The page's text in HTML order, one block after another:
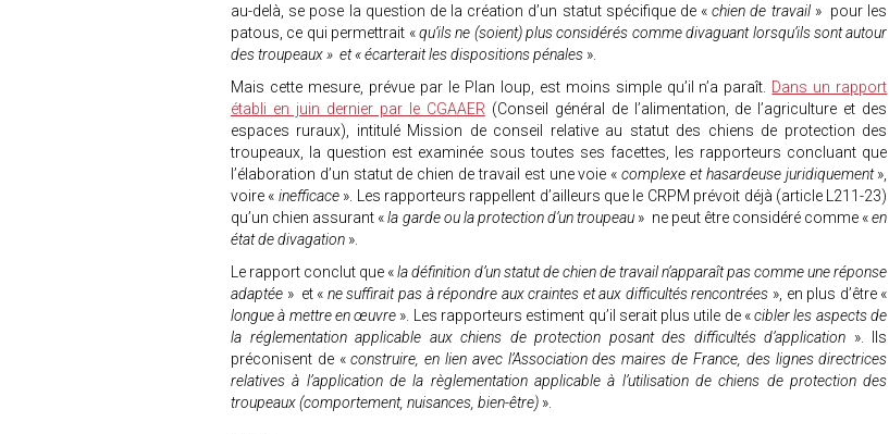
au-delà, se pose la question de la création d’un statut spécifique de « chien de travail » pour les
patous, ce qui permettrait «qu’ils ne (soient) plus considérés comme divaguant lorsqu’ils sont autour
des troupeaux » et « écarterait les dispositions pénales ».
Mais cette mesure, prévue par le Plan loup, est moins simple qu’il n’a paraît. Dans un rapport
établi en juin dernier par le CGAAER (Conseil général de l’alimentation, de l’agriculture et des
espaces ruraux), intitulé Mission de conseil relative au statut des chiens de protection des
troupeaux, la question est examinée sous toutes ses facettes, les rapporteurs concluant que
l’élaboration d’un statut de chien de travail est une voie «complexe et hasardeuse juridiquement»,
voire « inefficace ». Les rapporteurs rappellent d’ailleurs que le CRPM prévoit déjà (article L211-23)
qu’un chien assurant «la garde ou la protection d’un troupeau » ne peut être considéré comme «en
état de divagation ».
Le rapport conclut que «la définition d’un statut de chien de travail n’apparaît pas comme une réponse
adaptée » et « ne suffirait pas à répondre aux craintes et aux difficultés rencontrées », en plus d’être «
longue à mettre en œuvre ». Les rapporteurs estiment qu’il serait plus utile de «cibler les aspects de
la réglementation applicable aux chiens de protection posant des difficultés d’application ». Ils
préconisent de «construire, en lien avec l’Association des maires de France, des lignes directrices
relatives à l’application de la règlementation applicable à l’utilisation de chiens de protection des
troupeaux (comportement, nuisances, bien-être) ».